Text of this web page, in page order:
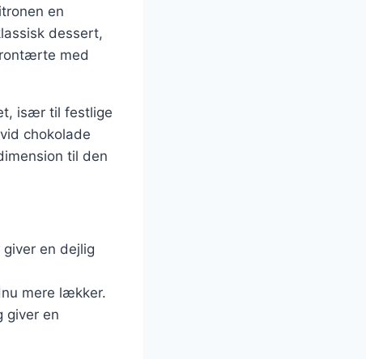
en
dessert,
med
især til festlige
chokolade
til den
en dejlig
mere lækker.
giver en